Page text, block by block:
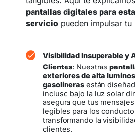
pantallas digitales para
servicio pueden impulsar tu
Visibilidad Insuperable y
Clientes: Nuestras
exteriores de alta
gasolinerasestán
incluso bajo la luz solar
asegura que tus
legibles para los
transformando la
clientes.